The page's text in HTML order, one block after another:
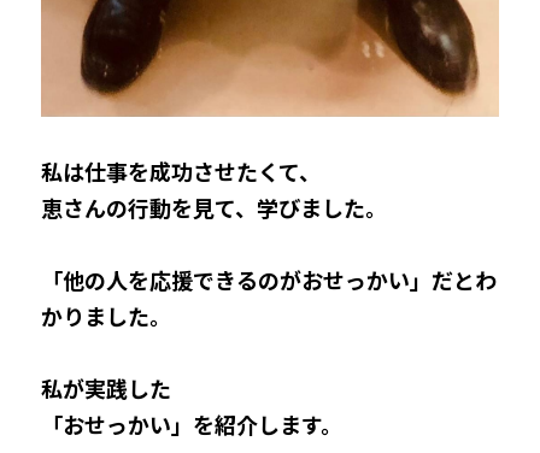
私は仕事を成功させたくて、
恵さんの行動を見て、学びました。
「他の人を応援できるのがおせっかい」だとわ
かりました。
私が実践した
「おせっかい」を紹介します。